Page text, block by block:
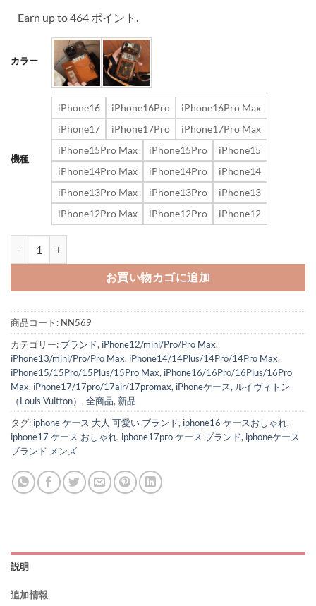
Earn up to 464 ポイント.
カラー
機種
iPhone16 iPhone16Pro
iPhone16Pro Max
iPhone17
iPhone17Pro
iPhone17Pro Max
iPhone15Pro Max
iPhone15Pro
iPhone15
iPhone14Pro Max
iPhone14Pro
iPhone14
iPhone13Pro Max
iPhone13Pro
iPhone13
iPhone12Pro Max
iPhone12Pro iPhone12
お買い物カゴに追加
商品コード: NN569
カテゴリー: ブランド, iPhone12/mini/Pro/Pro Max,
iPhone13/mini/Pro/Pro Max, iPhone14/14Plus/14Pro/14Pro Max,
iPhone15/15Pro/15Plus/15Pro Max, iPhone16/16Pro/16Plus/16Pro
Max, iPhone17/17pro/17air/17promax, iPhoneケース, ルイヴィトン
（Louis Vuitton） ,全商品, 新品
タグ: iphone ケース 大人 可愛い ブランド, iphone16 ケースおしゃれ,
iphone17 ケース おしゃれ, iphone17pro ケース ブランド, iphoneケース
ブランド メンズ
説明
追加情報